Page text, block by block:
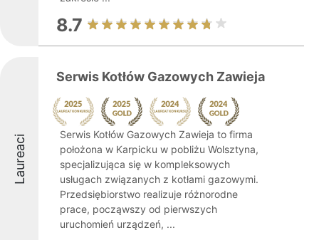
8.7
Laureaci
Serwis Kotłów Gazowych Zawieja
Serwis Kotłów Gazowych Zawieja to firma
położona w Karpicku w pobliżu Wolsztyna,
specjalizująca się w kompleksowych
usługach związanych z kotłami gazowymi.
Przedsiębiorstwo realizuje różnorodne
prace, począwszy od pierwszych
uruchomień urządzeń, ...